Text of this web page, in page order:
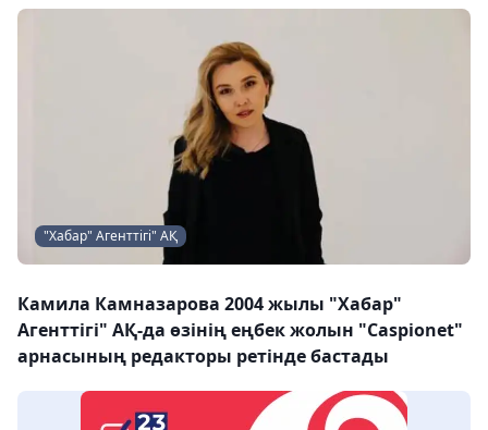
"Хабар" Агенттігі" АҚ
Камила Камназарова 2004 жылы "Хабар"
Агенттігі" АҚ-да өзінің еңбек жолын "Caspionet"
арнасының редакторы ретінде бастады